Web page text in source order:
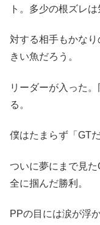
ト。多少の根ズレは
対する相手もかな
きい魚だろう。
リーダーが入った
る。
僕はたまらず「GT
ついに夢にまで見
全に掴んだ勝利。
PPの目には涙が浮